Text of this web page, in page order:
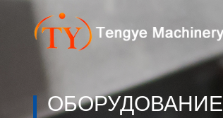
ОБОРУДОВАНИЕ